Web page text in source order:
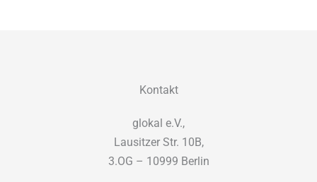
Kontakt
glokal e.V.,
Lausitzer Str. 10B,
3.OG – 10999 Berlin